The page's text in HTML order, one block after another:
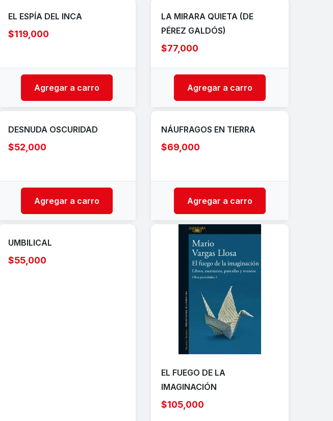
EL ESPÍA DEL INCA
$119,000
Agregar a carro
LA MIRARA QUIETA (DE
PÉREZ GALDÓS)
$77,000
Agregar a carro
DESNUDA OSCURIDAD
$52,000
Agregar a carro
NÁUFRAGOS EN TIERRA
$69,000
Agregar a carro
UMBILICAL
$55,000
EL FUEGO DE LA
IMAGINACIÓN
$105,000